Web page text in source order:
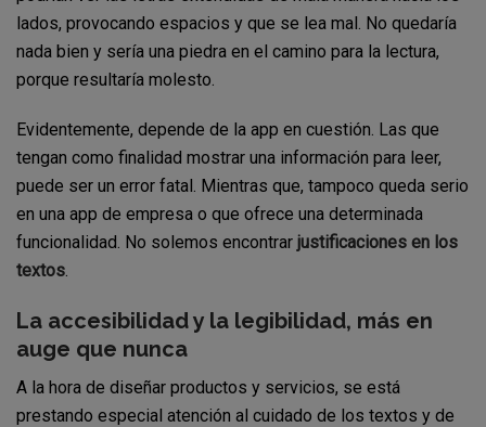
lados, provocando espacios y que se lea mal. No quedaría
nada bien y sería una piedra en el camino para la lectura,
porque resultaría molesto.
Evidentemente, depende de la app en cuestión. Las que
tengan como finalidad mostrar una información para leer,
puede ser un error fatal. Mientras que, tampoco queda serio
en una app de empresa o que ofrece una determinada
funcionalidad. No solemos encontrar justificaciones en los
textos.
La accesibilidad y la legibilidad, más en
auge que nunca
A la hora de diseñar productos y servicios, se está
prestando especial atención al cuidado de los textos y de